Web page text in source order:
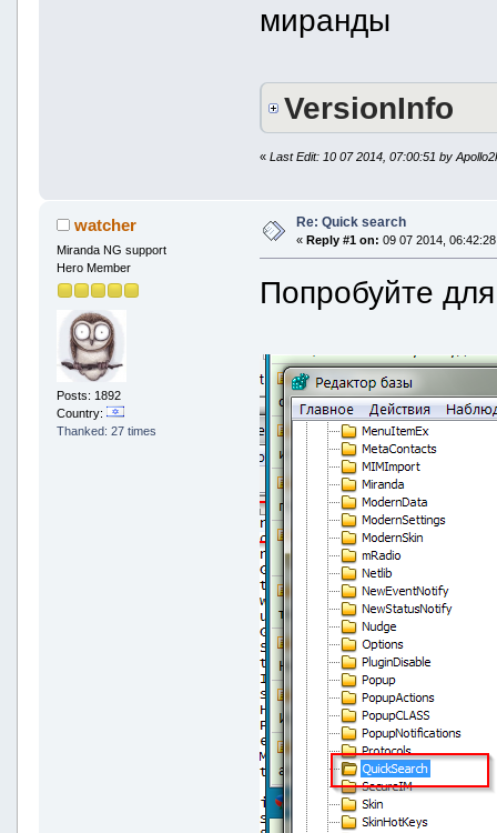
миранды
VersionInfo
«Last Edit: 10 07 2014, 07:00:51 by
watcher
Miranda NG support
Hero Member
Posts: 1892
Country:
Thanked: 27 times
Re: Quick search
« Reply #1 on: 09 07 2014,
Попробуйте